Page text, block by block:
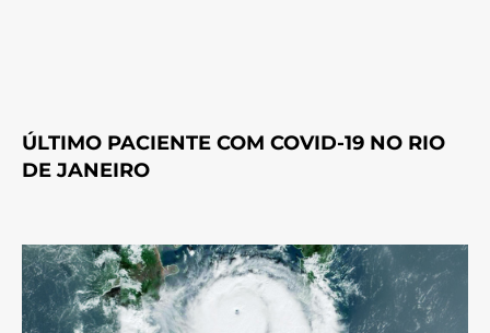
ÚLTIMO PACIENTE COM COVID-19 NO RIO
DE JANEIRO